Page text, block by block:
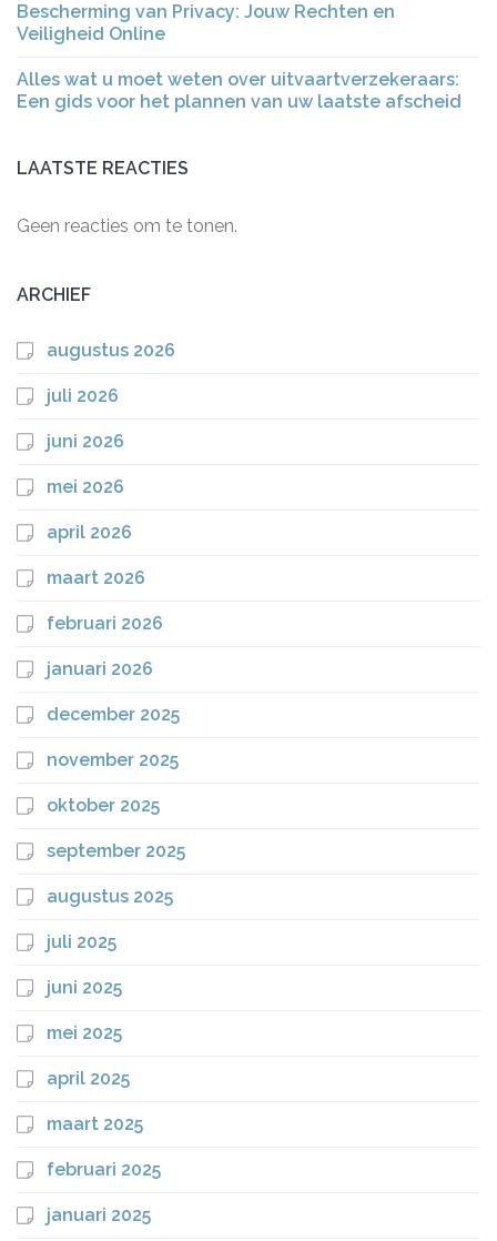
Bescherming van Privacy: Jouw Rechten en
Veiligheid Online
Alles wat u moet weten over uitvaartverzekeraars:
Een gids voor het plannen van uw laatste afscheid
LAATSTE REACTIES
Geen reacties om te tonen.
ARCHIEF
augustus 2026
juli 2026
juni 2026
mei 2026
april 2026
maart 2026
februari 2026
januari 2026
december 2025
november 2025
oktober 2025
september 2025
augustus 2025
juli 2025
juni 2025
mei 2025
april 2025
maart 2025
februari 2025
januari 2025